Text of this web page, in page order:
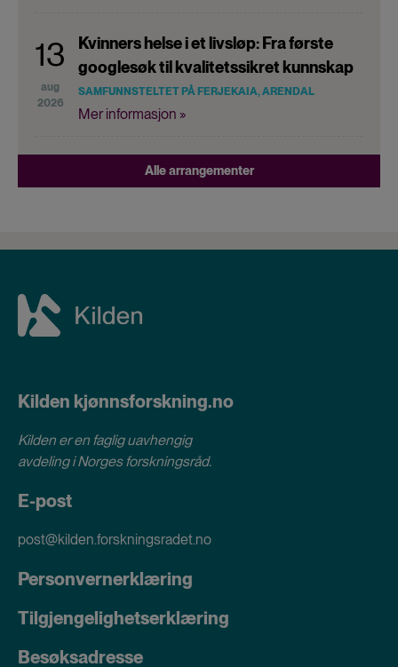
13
aug
2026
Kvinners helse i et livsløp: Fra første
googlesøk til kvalitetssikret kunnskap
SAMFUNNSTELTET PÅ FERJEKAIA, ARENDAL
Mer informasjon »
Alle arrangementer
Kilden kjønnsforskning.no
Kilden er en faglig uavhengig
avdeling iNorges forskningsråd.
E-post
post@kilden.forskningsradet.no
Personvernerklæring
Tilgjengelighetserklæring
Besøksadresse